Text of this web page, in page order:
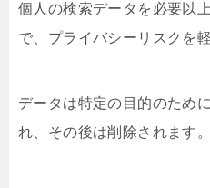
個人の検索データを必要以
で、プライバシーリスクを
データは特定の目的のため
れ、その後は削除されます。